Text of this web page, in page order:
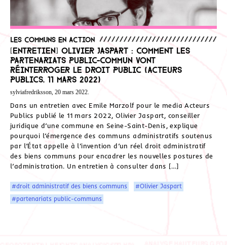
Les communs en action
[Entretien] Olivier Jaspart : comment les
partenariats public-commun vont
réinterroger le droit public (Acteurs
Publics, 11 mars 2022)
sylviafredriksson, 20 mars 2022.
Dans un entretien avec Emile Marzolf pour le media Acteurs
Publics publié le 11 mars 2022, Olivier Jaspart, conseiller
juridique d’une commune en Seine-Saint-Denis, explique
pourquoi l’émergence des communs administratifs soutenus
par l’État appelle à l’invention d’un réel droit administratif
des biens communs pour encadrer les nouvelles postures de
l’administration. Un entretien à consulter dans […]
#droit administratif des biens communs
#Olivier Jaspart
#partenariats public-communs